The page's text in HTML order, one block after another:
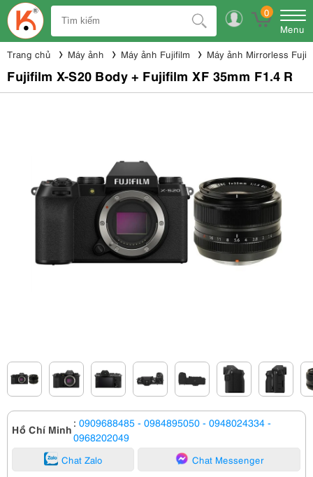
0
Menu
Trang chủ Máy ảnh Máy ảnh Fujifilm Máy ảnh Mirrorless
Fujifilm X-S20 Body + Fujifilm XF 35mm F1.4 R
Hồ Chí Minh : 0909688485 - 0984895050 - 0948024334 -
0968202049
Chat Zalo Chat Messenger